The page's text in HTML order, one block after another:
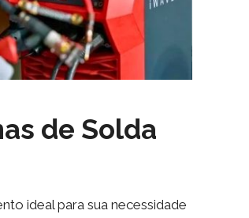
de Solda
ideal para sua necessidade